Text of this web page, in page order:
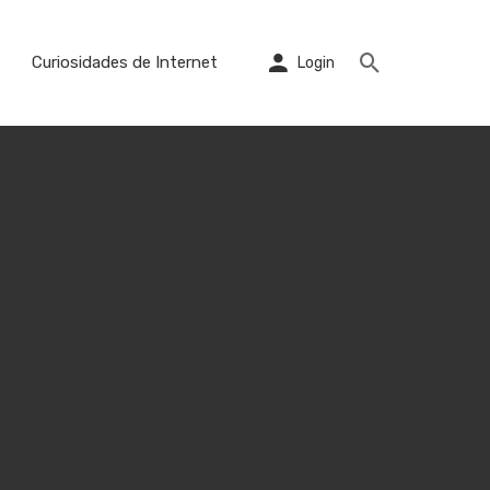
Curiosidades de Internet Login